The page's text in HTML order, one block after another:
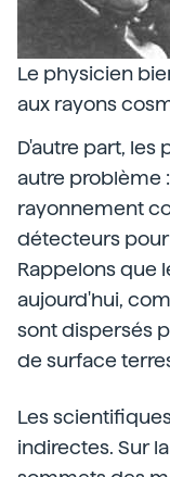
Le physicien
aux rayons
D'autre part, les
autre problème
rayonnement
détecteurs
Rappelons que
aujourd'hui,
sont dispersés
de surface
Les
indirectes. Sur